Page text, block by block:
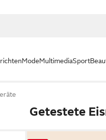
ModeMultimediaSport
Getestete